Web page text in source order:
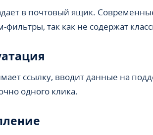
в почтовый ящик.
фильтры, так как не содержат
ссылку, вводит данные на
одного клика.